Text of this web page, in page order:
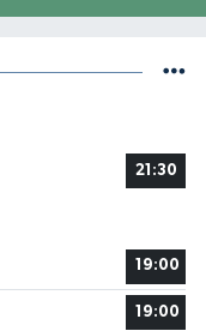
21:30
19:00
19:00